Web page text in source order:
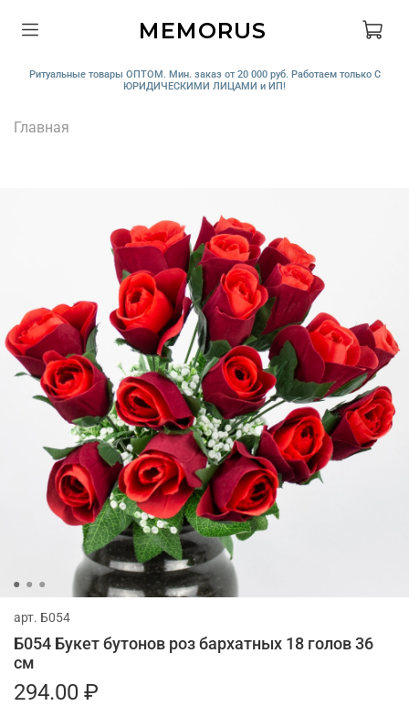
MEMORUS
Ритуальные товары ОПТОМ. Мин. заказ от 20 000 руб. Работаем только С
ЮРИДИЧЕСКИМИ ЛИЦАМИ и ИП!
Главная
арт. Б054
Б054 Букет бутонов роз бархатных 18 голов 36
см
294.00 ₽